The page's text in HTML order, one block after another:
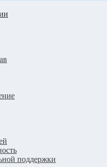
поддержки